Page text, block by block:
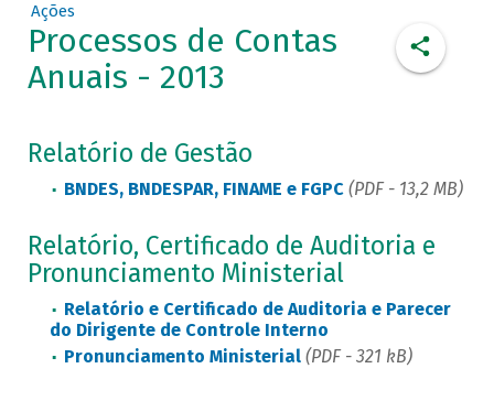
Ações
Processos de Contas
Anuais - 2013
Relatório de Gestão
BNDES, BNDESPAR, FINAME e FGPC (PDF - 13,2 MB)
Relatório, Certificado de Auditoria e
Pronunciamento Ministerial
Relatório e Certificado de Auditoria e Parecer
do Dirigente de Controle Interno
Pronunciamento Ministerial (PDF - 321 kB)